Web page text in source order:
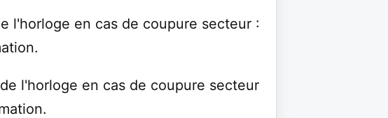
l'horloge en cas de coupure secteur :
l'horloge en cas de coupure secteur